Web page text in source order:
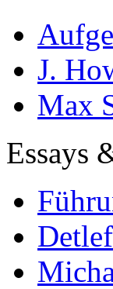
J.
Max
Essays